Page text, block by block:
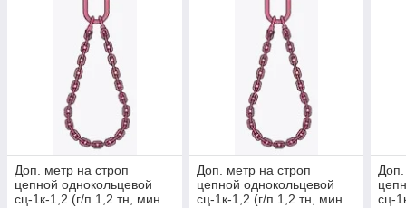
Доп. метр на строп
цепной однокольцевой
сц-1к-1,2 (г/п 1,2 тн, мин.
Доп. метр на строп
цепной однокольцевой
сц-1к-1,2 (г/п 1,2 тн, мин.
Доп.
сц-